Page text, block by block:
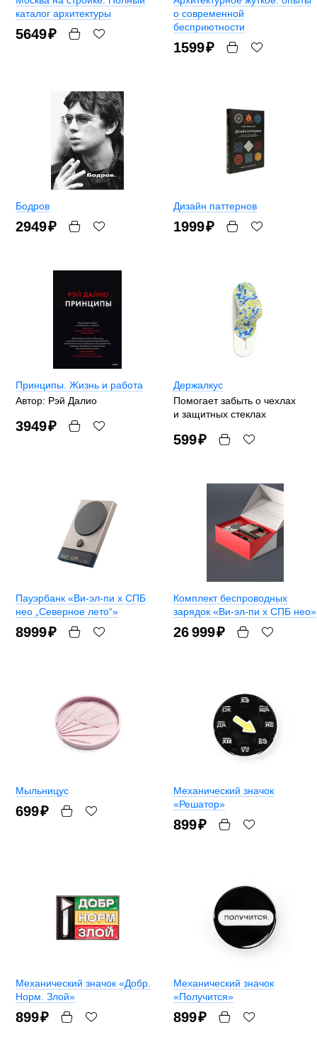
каталог архитектуры
5649₽
о современной
бесприютности
1599₽
Бодров
2949₽
Дизайн паттернов
1999₽
Принципы. Жизнь и работа
Автор: Рэй Далио
3949₽
Держалкус
Помогает забыть о чехлах
и защитных стеклах
599₽
Пауэрбанк «Ви-эл-пи x СПБ
нео „Северное лето“»
8999₽
Комплект беспроводных
зарядок «Ви-эл-пи x СПБ нео»
26 999₽
Мыльницус
699₽
Механический значок
«Решатор»
899₽
Механический значок «Добр.
Норм. Злой»
899₽
Механический значок
«Получится»
899₽